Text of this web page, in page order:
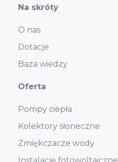
Na skróty
O nas
Dotacje
Baza wiedzy
Oferta
Pompy ciepła
Kolektory słoneczne
Zmiękczacze wody